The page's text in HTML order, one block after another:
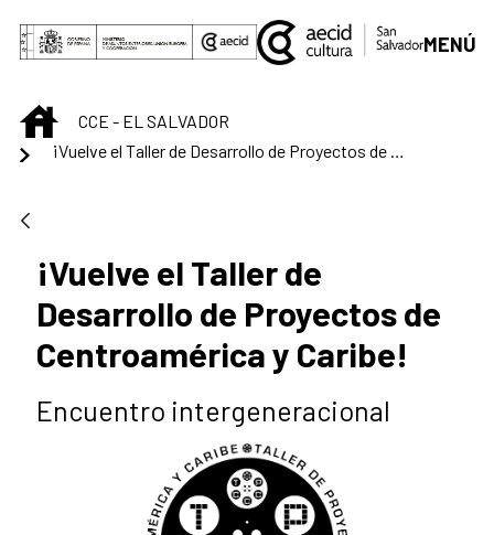
Saltar al contenido principal
MENÚ
INICIOCCE - EL SALVADOR
¡Vuelve el Taller de
Desarrollo de Proyectos de
Centroamérica y Caribe!
Encuentro intergeneracional